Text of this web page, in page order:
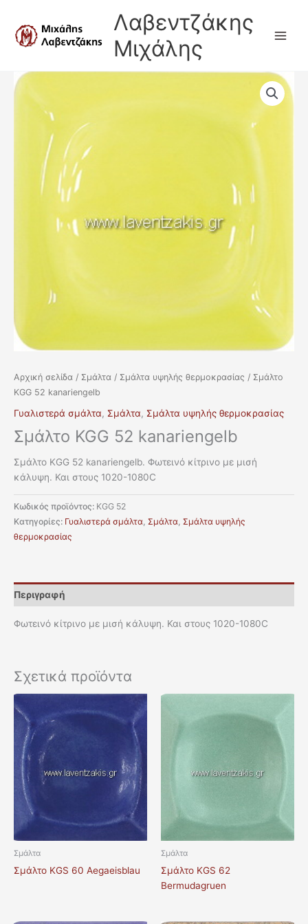
περιεχόμενο
Λαβεντζάκης
Μιχάλης
Αρχική σελίδα / Σμάλτα / Σμάλτα υψηλής θερμοκρασίας / Σμάλτο
KGG 52 kanariengelb
Γυαλιστερά σμάλτα, Σμάλτα, Σμάλτα υψηλής θερμοκρασίας
Σμάλτο KGG 52 kanariengelb
Σμάλτο KGG 52 kanariengelb. Φωτεινό κίτρινο με μισή
κάλυψη. Και στους 1020-1080C
Κωδικός προϊόντος: KGG 52
Κατηγορίες: Γυαλιστερά σμάλτα, Σμάλτα, Σμάλτα υψηλής
θερμοκρασίας
Περιγραφή
Φωτεινό κίτρινο με μισή κάλυψη. Και στους 1020-1080C
Σχετικά προϊόντα
Σμάλτα
Σμάλτο KGS 60 Aegaeisblau
Σμάλτα
Σμάλτο KGS 62
Bermudagruen